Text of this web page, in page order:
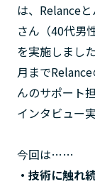
は、Relance
さん（40代男
を実施しまし
月まで
んのサポート
インタビュー
今回は……
・技術に触れ